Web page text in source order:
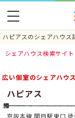
ハピアスのシェアハウス
toggle
navigation
シェアハウス検索サイト
広い個室のシェアハウ
ハピアス
京阪本線 関目駅東口